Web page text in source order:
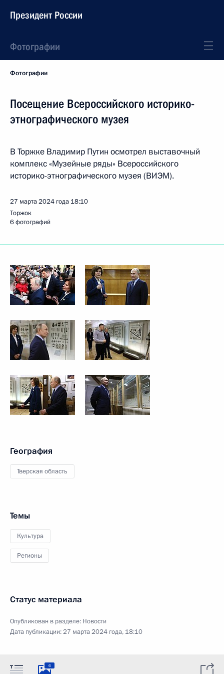
Президент России
Фотографии
Фотографии
Посещение Всероссийского историко-
этнографического музея
В Торжке Владимир Путин осмотрел выставочный
комплекс «Музейные ряды» Всероссийского
историко-этнографического музея (ВИЭМ).
27 марта 2024 года 18:10
Торжок
6 фотографий
География
Тверская область
Темы
Культура
Регионы
Статус материала
Опубликован в разделе: Новости
Дата публикации:27 марта 2024 года, 18:10
6